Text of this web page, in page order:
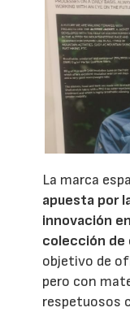
La marca
apuesta por
innovación
colección de
objetivo de
pero con
respetuosos